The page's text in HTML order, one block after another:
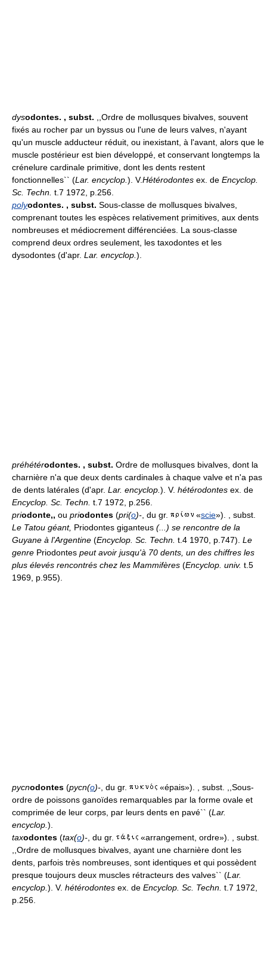
dysodontes. , subst.
,,Ordre de mollusques bivalves, souvent
fixés au rocher par un byssus ou l'une de leurs valves, n'ayant
qu'un muscle adducteur réduit, ou inexistant, à l'avant, alors que le
muscle postérieur est bien développé, et conservant longtemps la
crénelure cardinale primitive, dont les dents restent
fonctionnelles`` (Lar. encyclop. ). V.Hétérodontes ex. de Encyclop.
Sc. Techn. t.7 1972, p.256.
polyodontes. , subst. Sous-classe de mollusques bivalves,
comprenant toutes les espèces relativement primitives, aux dents
nombreuses et médiocrement différenciées. La sous-classe
comprend deux ordres seulement, les taxodontes et les
dysodontes (d'apr. Lar. encyclop. ).
préhétérodontes. , subst. Ordre de mollusques bivalves, dont la
charnière n'a que deux dents cardinales à chaque valve et n'a pas
de dents latérales (d'apr. Lar. encyclop. ). V. hétérodontes ex. de
Encyclop. Sc. Techn. t.7 1972, p.256.
priodonte,, ou priodontes (pri(o)- , du gr. «scie»). , subst.
Le Tatou géant, Priodontes giganteus (...) se rencontre de la
Guyane à l'Argentine (Encyclop. Sc. Techn. t.4 1970, p.747). Le
genre Priodontes peut avoir jusqu'à 70 dents, un des chiffres les
plus élevés rencontrés chez les Mammifères (Encyclop. univ. t.5
1969, p.955).
pycnodontes (pycn(o)- , du gr.
«épais»). , subst. ,,Sous-
ordre de poissons ganoïdes remarquables par la forme ovale et
comprimée de leur corps, par leurs dents en pavé`` (Lar.
encyclop. ).
taxodontes (tax(o)- , du gr.
«arrangement, ordre»). , subst.
,,Ordre de mollusques bivalves, ayant une charnière dont les
dents, parfois très nombreuses, sont identiques et qui possèdent
presque toujours deux muscles rétracteurs des valves`` (Lar.
encyclop. ). V. hétérodontes ex. de Encyclop. Sc. Techn. t.7 1972,
p.256.